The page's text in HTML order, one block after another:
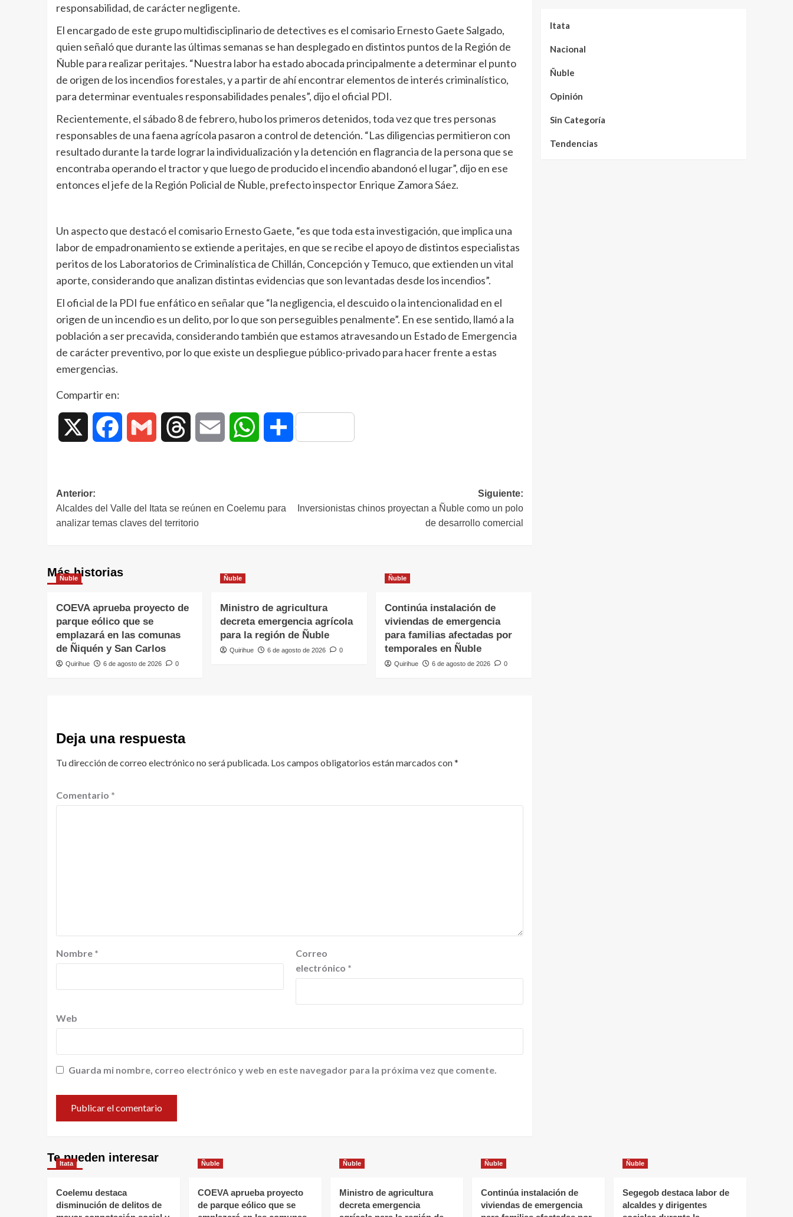
responsabilidad, de carácter negligente.
El encargado de este grupo multidisciplinario de detectives es el comisario Ernesto Gaete Salgado,
quien señaló que durante las últimas semanas se han desplegado en distintos puntos de la Región de
Ñuble para realizar peritajes. “Nuestra labor ha estado abocada principalmente a determinar el punto
de origen de los incendios forestales, y a partir de ahí encontrar elementos de interés criminalístico,
para determinar eventuales responsabilidades penales”, dijo el oficial PDI.
Recientemente, el sábado 8 de febrero, hubo los primeros detenidos, toda vez que tres personas
responsables de una faena agrícola pasaron a control de detención. “Las diligencias permitieron con
resultado durante la tarde lograr la individualización y la detención en flagrancia de la persona que se
encontraba operando el tractor y que luego de producido el incendio abandonó el lugar”, dijo en ese
entonces el jefe de la Región Policial de Ñuble, prefecto inspector Enrique Zamora Sáez.
Un aspecto que destacó el comisario Ernesto Gaete, “es que toda esta investigación, que implica una
labor de empadronamiento se extiende a peritajes, en que se recibe el apoyo de distintos especialistas
peritos de los Laboratorios de Criminalística de Chillán, Concepción y Temuco, que extienden un vital
aporte, considerando que analizan distintas evidencias que son levantadas desde los incendios”.
El oficial de la PDI fue enfático en señalar que “la negligencia, el descuido o la intencionalidad en el
origen de un incendio es un delito, por lo que son perseguibles penalmente”. En ese sentido, llamó a la
población a ser precavida, considerando también que estamos atravesando un Estado de Emergencia
de carácter preventivo, por lo que existe un despliegue público-privado para hacer frente a estas
emergencias.
Compartir en:
Facebook Gmail Threads Email WhatsAppCompartir
Anterior:
Alcaldes del Valle del Itata se reúnen en Coelemu para
analizar temas claves del territorio
Siguiente:
Inversionistas chinos proyectan a Ñuble como un polo
de desarrollo comercial
Más historias
Ñuble
COEVA aprueba proyecto de
parque eólico que se
emplazará en las comunas
de Ñiquén y San Carlos
Quirihue 6 de agosto de 2026 0
Ñuble
Ministro de agricultura
decreta emergencia agrícola
para la región de Ñuble
Quirihue 6 de agosto de 2026 0
Ñuble
Continúa instalación de
viviendas de emergencia
para familias afectadas por
temporales en Ñuble
Quirihue 6 de agosto de 2026 0
Deja una respuesta
Tu dirección de correo electrónico no será publicada. Los campos obligatorios están marcados con*
Comentario *
Nombre *
Correo
electrónico *
Web
Guarda mi nombre, correo electrónico y web en este navegador para la próxima vez que comente.
Itata
Nacional
Ñuble
Opinión
Sin Categoría
Tendencias
Te pueden interesar
Itata
Coelemu destaca
disminución de delitos de
Ñuble
COEVA aprueba proyecto
de parque eólico que se
Ñuble
Ministro de agricultura
decreta emergencia
Ñuble
Continúa instalación de
viviendas de emergencia
Ñuble
Segegob destaca labor de
alcaldes y dirigentes